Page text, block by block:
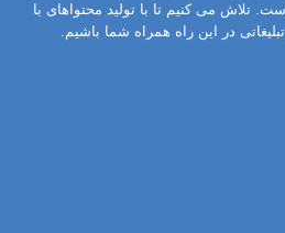
تلاش می کنیم تا با تولید محتواهای با
در این راه همراه شما باشیم.